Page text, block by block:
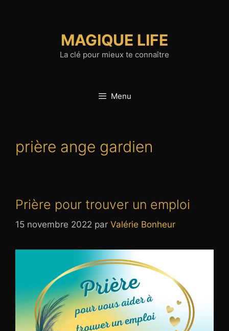
MAGIQUE LIFE
La clé pour mieux te connaître
Menu
prière ange gardien
Prière pour trouver un emploi
15 novembre 2022 par Valérie Bonheur